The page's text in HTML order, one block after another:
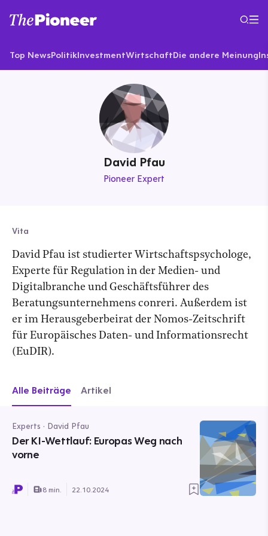
Top NewsPolitikInvestmentWirtschaftDie andere Meinung
David Pfau
Pioneer Expert
Vita
David Pfau ist studierter Wirtschaftspsychologe,
Experte für Regulation in der Medien- und
Digitalbranche und Geschäftsführer des
Beratungsunternehmens conreri. Außerdem ist
er im Herausgeberbeirat der Nomos-Zeitschrift
für Europäisches Daten- und Informationsrecht
(EuDIR).
Alle Beiträge Artikel
Experts · David Pfau
Der KI-Wettlauf: Europas Weg nach
vorne
8 min. 22.10.2024